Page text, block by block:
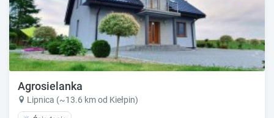
Agrosielanka
Lipnica (~13.6 km od Kiełpin)